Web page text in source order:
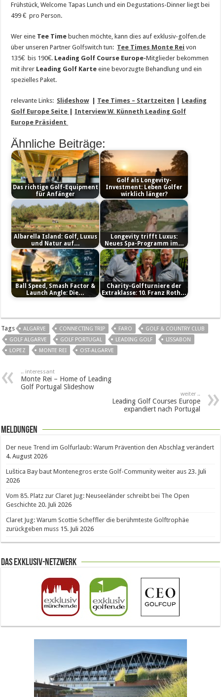
Frühstück, Welcome Tapas Lunch und ein Degustations-Dinner liegt bei
499 € pro Person.
Wer eine Tee Time buchen möchte, kann dies auf exklusiv-golfen.de
über unseren Partner Golfswitch tun: Tee Times Monte Rei von
135€ bis 190€. Leading Golf Course Europe-Mitglieder bekommen
mit ihrer Leading Golf Karte eine bevorzugte Behandlung und ein
spezielles Paket.
relevante Links: Slideshow| Tee Times – Startzeiten | Leading
Golf Europe Seite | Interview W. Künneth Leading Golf
Europe Präsident
Ähnliche Beiträge:
Das richtige Golf-Equipment
für Anfänger
Golf als Longevity-
Investment: Leben Golfer
wirklich länger?
Albarella Island: Golf, Luxus
und Natur auf…
Longevity trifft Luxus:
Neues Spa-Programm im…
Ball Speed, Smash Factor &
Launch Angle: Die…
Charity-Golfturniere der
Extraklasse: 10. Franz Roth…
Tags ALGARVE CONNECTING TRIP FARO
GOLF & COUNTRY CLUB
GOLF ALGARVE
GOLF PORTUGAL LEADING GOLF
LISSABON
LOPEZ
MONTE REI OST-ALGARVE
.. interessant
Monte Rei – Home of Leading
Golf Portugal Slideshow
weiter ..
Leading Golf Courses Europe
expandiert nach Portugal
Meldungen
Der neue Trend im Golfurlaub: Warum Prävention den Abschlag verändert
4. August 2026
Luštica Bay baut Montenegros erste Golf-Community weiter aus 23. Juli
2026
Vom 85. Platz zur Claret Jug: Neuseeländer schreibt bei The Open
Geschichte 20. Juli 2026
Claret Jug: Warum Scottie Scheffler die berühmteste Golftrophäe
zurückgeben muss 15. Juli 2026
Das Exklusiv-Netzwerk